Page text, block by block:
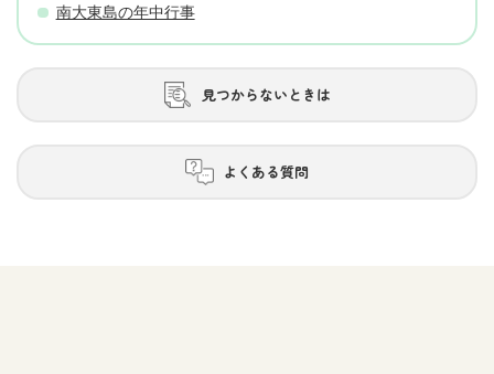
南大東島の年中行事
見つからないときは
よくある質問